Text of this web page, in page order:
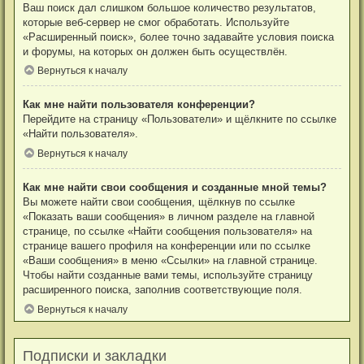
Ваш поиск дал слишком большое количество результатов,
которые веб-сервер не смог обработать. Используйте
«Расширенный поиск», более точно задавайте условия поиска
и форумы, на которых он должен быть осуществлён.
Вернуться к началу
Как мне найти пользователя конференции?
Перейдите на страницу «Пользователи» и щёлкните по ссылке
«Найти пользователя».
Вернуться к началу
Как мне найти свои сообщения и созданные мной темы?
Вы можете найти свои сообщения, щёлкнув по ссылке
«Показать ваши сообщения» в личном разделе на главной
странице, по ссылке «Найти сообщения пользователя» на
странице вашего профиля на конференции или по ссылке
«Ваши сообщения» в меню «Ссылки» на главной странице.
Чтобы найти созданные вами темы, используйте страницу
расширенного поиска, заполнив соответствующие поля.
Вернуться к началу
Подписки и закладки